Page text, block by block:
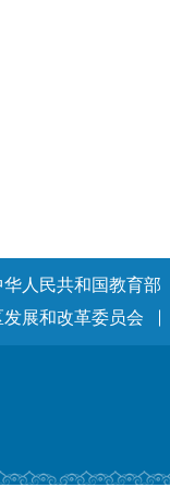
华人民共和国教育部
展和改革委员会